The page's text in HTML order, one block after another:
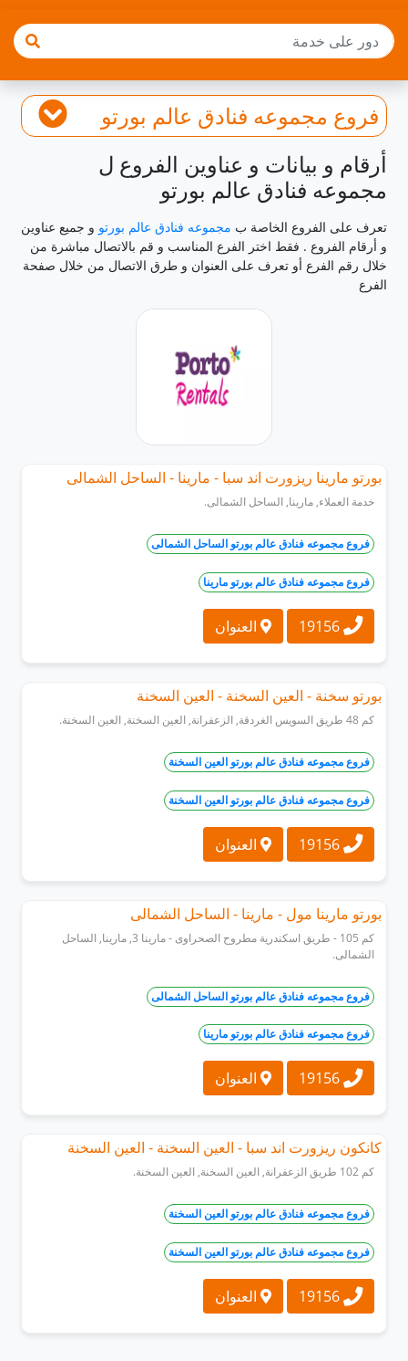
فروع مجموعه فنادق عالم بورتو
أرقام و بيانات و عناوين الفروع ل
مجموعه فنادق عالم بورتو
تعرف على الفروع الخاصة ب مجموعه فنادق عالم بورتو و جميع عناوين
و أرقام الفروع . فقط اختر الفرع المناسب و قم بالاتصال مباشرة من
خلال رقم الفرع أو تعرف على العنوان و طرق الاتصال من خلال صفحة
الفرع
بورتو مارينا ريزورت اند سبا - مارينا - الساحل الشمالى
خدمة العملاء, مارينا, الساحل الشمالى.
فروع مجموعه فنادق عالم بورتو الساحل الشمالى
فروع مجموعه فنادق عالم بورتو مارينا
العنوان
بورتو سخنة - العين السخنة - العين السخنة
كم 48 طريق السويس الغردقة, الزعفرانة, العين السخنة, العين السخنة.
فروع مجموعه فنادق عالم بورتو العين السخنة
فروع مجموعه فنادق عالم بورتو العين السخنة
العنوان
بورتو مارينا مول - مارينا - الساحل الشمالى
كم 105 - طريق اسكندرية مطروح الصحراوى - مارينا 3, مارينا, الساحل
الشمالى.
فروع مجموعه فنادق عالم بورتو الساحل الشمالى
فروع مجموعه فنادق عالم بورتو مارينا
العنوان
كانكون ريزورت اند سبا - العين السخنة - العين السخنة
كم 102 طريق الزعفرانة, العين السخنة, العين السخنة.
فروع مجموعه فنادق عالم بورتو العين السخنة
فروع مجموعه فنادق عالم بورتو العين السخنة
العنوان